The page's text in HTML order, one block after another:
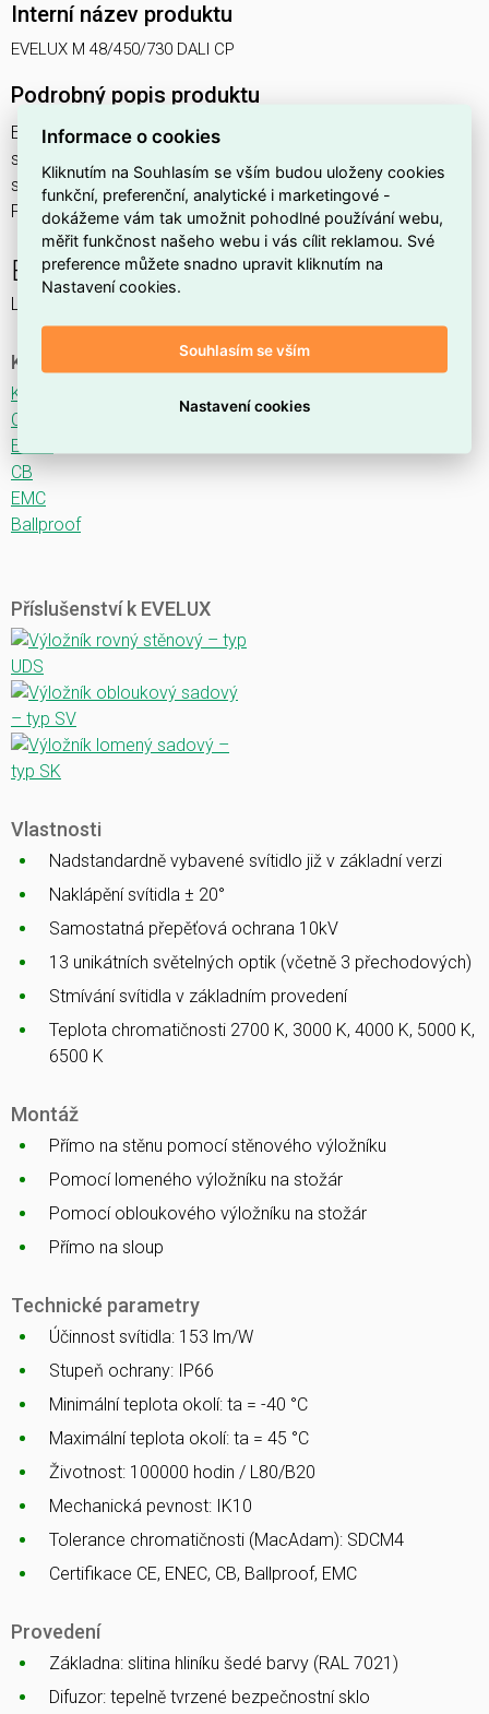
Interní název produktu
EVELUX M 48/450/730 DALI CP
Podrobný popis produktu
EVELUX M 48/450/730 DALI CP 77W IP66
svítidlo pouliční s modulem LED, spektrum 730A3, regulace
stmívání ovládané DALI protokolem, optika CP (Central
Parking TYPE I)
EVELUX
LED svítidlo pro osvětlení komunikací.
Ke stažení
Katalogový list
CE
ENEC
CB
EMC
Ballproof
Příslušenství k EVELUX
Vlastnosti
Nadstandardně vybavené svítidlo již v základní verzi
Naklápění svítidla ± 20°
Samostatná přepěťová ochrana 10kV
13 unikátních světelných optik (včetně 3 přechodových)
Stmívání svítidla v základním provedení
Teplota chromatičnosti 2700 K, 3000 K, 4000 K, 5000 K,
6500 K
Montáž
Přímo na stěnu pomocí stěnového výložníku
Pomocí lomeného výložníku na stožár
Pomocí obloukového výložníku na stožár
Přímo na sloup
Technické parametry
Účinnost svítidla: 153 lm/W
Stupeň ochrany: IP66
Minimální teplota okolí: ta = -40 °C
Maximální teplota okolí: ta = 45 °C
Životnost: 100000 hodin / L80/B20
Mechanická pevnost: IK10
Tolerance chromatičnosti (MacAdam): SDCM4
Certifikace CE, ENEC, CB, Ballproof, EMC
Provedení
Základna: slitina hliníku šedé barvy (RAL 7021)
Difuzor: tepelně tvrzené bezpečnostní sklo
Informace o cookies
Kliknutím na Souhlasím se vším budou uloženy cookies
funkční, preferenční, analytické i marketingové -
dokážeme vám tak umožnit pohodlné používání webu,
měřit funkčnost našeho webu i vás cílit reklamou. Své
preference můžete snadno upravit kliknutím na
Nastavení cookies.
Souhlasím se vším
Nastavení cookies